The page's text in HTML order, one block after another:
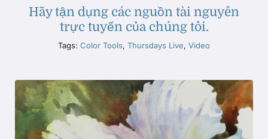
Hãy tận dụng các nguồn tài nguyên
trực tuyến của chúng tôi.
Tags: Color Tools, Thursdays Live, Video